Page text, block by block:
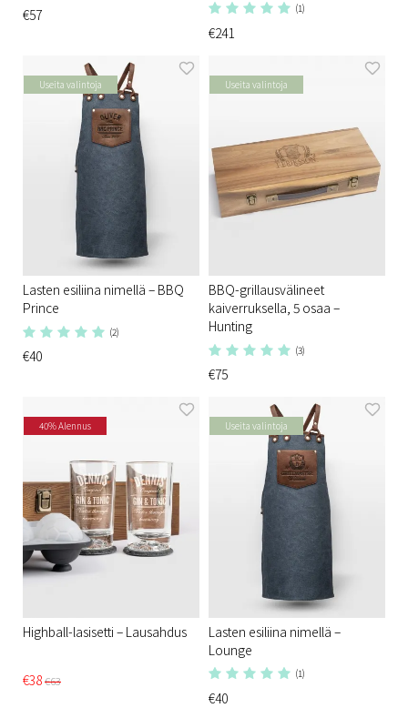
€57 (1)
€241
Useita valintoja
Lasten esiliina nimellä – BBQ
Prince
(2)
€40
Useita valintoja
BBQ-grillausvälineet
kaiverruksella, 5 osaa –
Hunting
(3)
€75
40% Alennus
Highball-lasisetti – Lausahdus
€38€63
Useita valintoja
Lasten esiliina nimellä –
Lounge
(1)
€40